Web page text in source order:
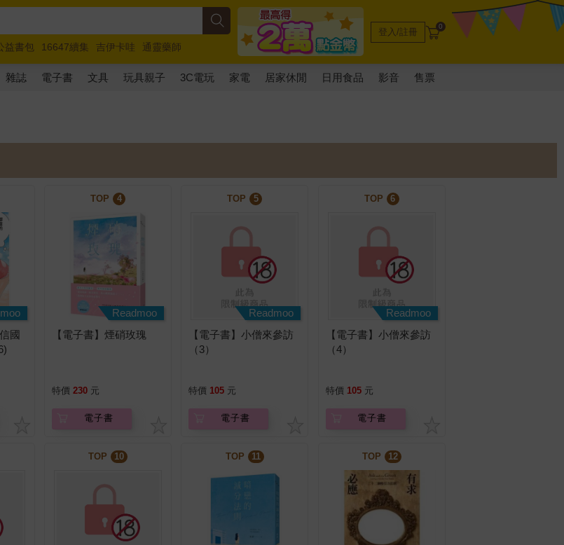
益書包 16647續集 吉伊卡哇
通靈藥師
斯克 玩具總動員5 超慢跑
登入/註冊 0
雜誌 電子書 文具 玩具親子 3C電玩 家電 居家休閒 日用食品 影音 售票
國
TOP 4
Readmoo
【電子書】煙硝玫瑰
特價 230 元
電子書
TOP 5
Readmoo
【電子書】小僧來參訪
（3）
特價 105 元
電子書
TOP 6
Readmoo
【電子書】小僧來參訪
（4）
特價 105 元
電子書
TOP 10 TOP 11 TOP 12